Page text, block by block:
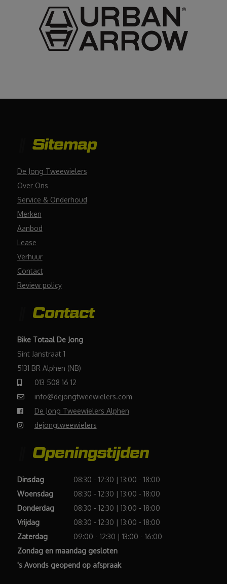
Sitemap
De Jong Tweewielers
Over Ons
Service & Onderhoud
Merken
Aanbod
Lease
Verhuur
Contact
Review policy
Contact
Bike Totaal De Jong
Sint Janstraat 1
5131 BR Alphen (NB)
013 508 16 12
info@dejongtweewielers.com
De Jong Tweewielers Alphen
dejongtweewielers
Openingstijden
Dinsdag
08:30 - 12:30 | 13:00 - 18:00
Woensdag
08:30 - 12:30 | 13:00 - 18:00
Donderdag
08:30 - 12:30 | 13:00 - 18:00
Vrijdag
08:30 - 12:30 | 13:00 - 18:00
Zaterdag
09:00 - 12:30 | 13:00 - 16:00
Zondag en maandag gesloten
's Avonds geopend op afspraak